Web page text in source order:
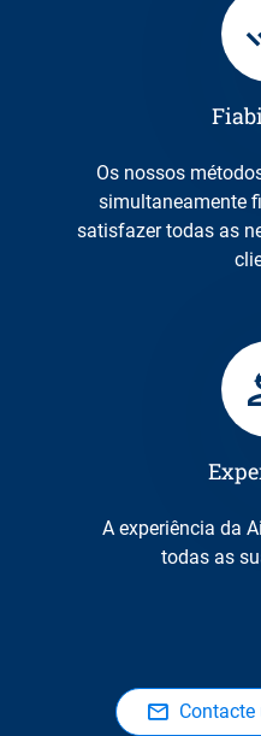
Os nossos métodos de fornecimento são
simultaneamente
satisfazer todas as
A experiência da Air Liquide apoia-o em
todas as